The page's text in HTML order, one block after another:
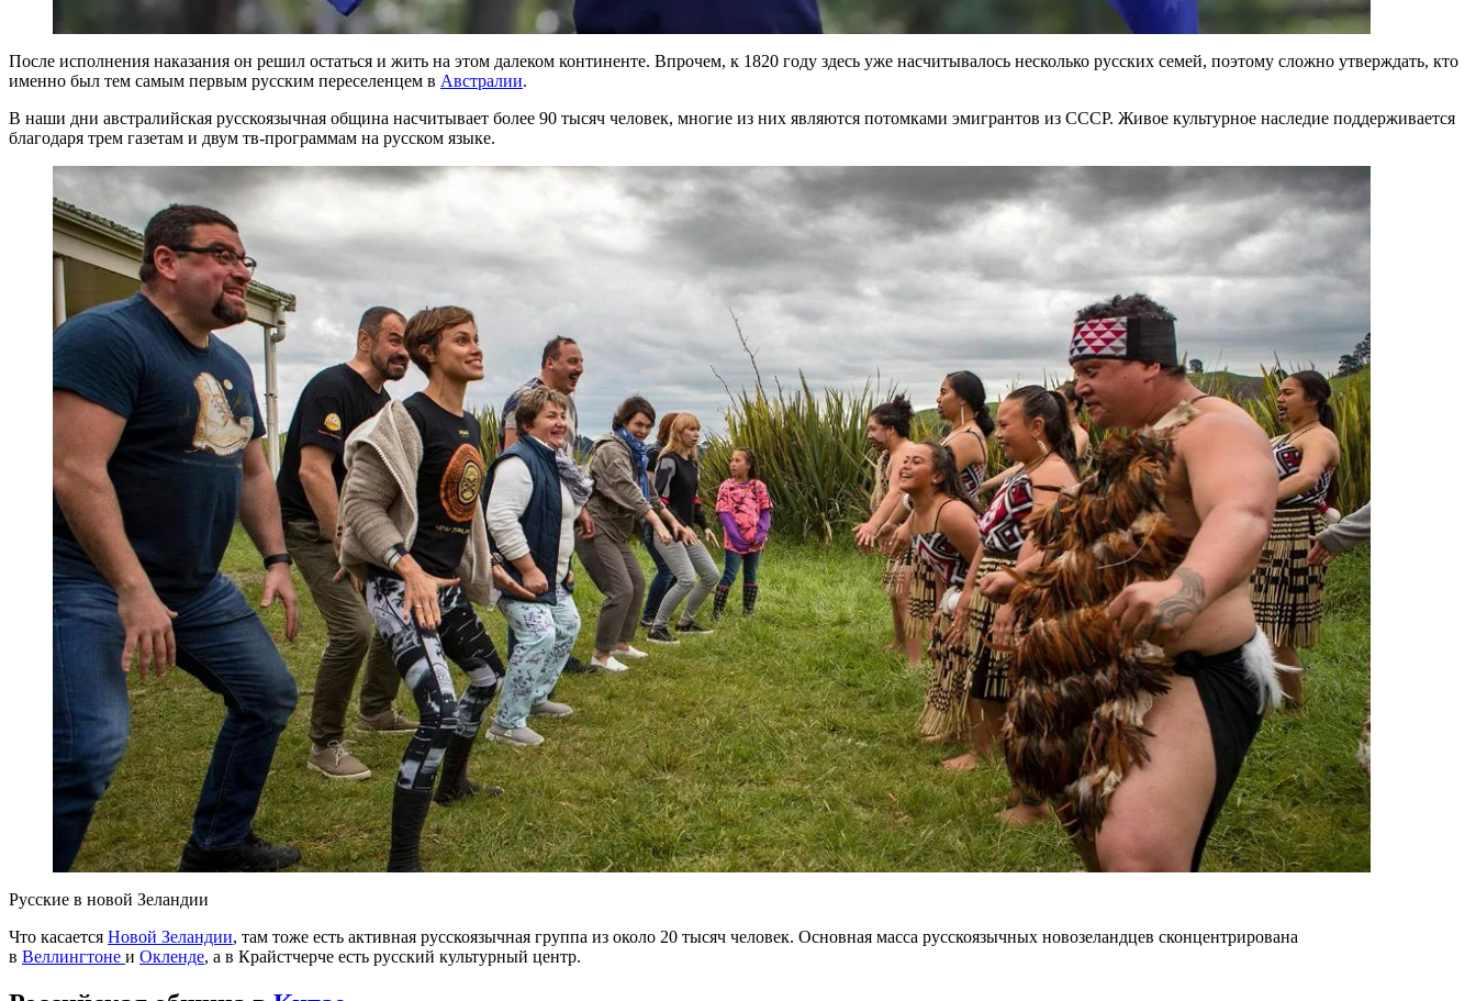
После исполнения наказания он решил остаться и жить на этом далеком континенте. Впрочем, к 1820 году здесь уже насчитывалось несколько русских семей, поэтому сложно утверждать, кто
именно был тем самым первым русским переселенцем в Австралии.
В наши дни австралийская русскоязычная община насчитывает более 90 тысяч человек, многие из них являются потомками эмигрантов из СССР. Живое культурное наследие поддерживается
благодаря трем газетам и двум тв-программам на русском языке.
Русские в новой Зеландии
Что касается Новой Зеландии, там тоже есть активная русскоязычная группа из около 20 тысяч человек. Основная масса русскоязычных новозеландцев сконцентрирована
в Веллингтоне и Окленде, а в Крайстчерче есть русский культурный центр.